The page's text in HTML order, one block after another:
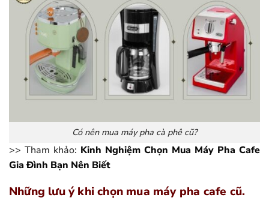
Có nên mua máy pha cà phê cũ?
>> Tham khảo: Kinh Nghiệm Chọn Mua Máy Pha Cafe
Gia Đình Bạn Nên Biết
Những lưu ý khi chọn mua máy pha cafe cũ.